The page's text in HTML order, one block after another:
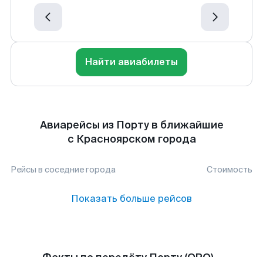
Найти авиабилеты
Авиарейсы из Порту в ближайшие
с Красноярском города
Рейсы в соседние города Стоимость
Показать больше рейсов